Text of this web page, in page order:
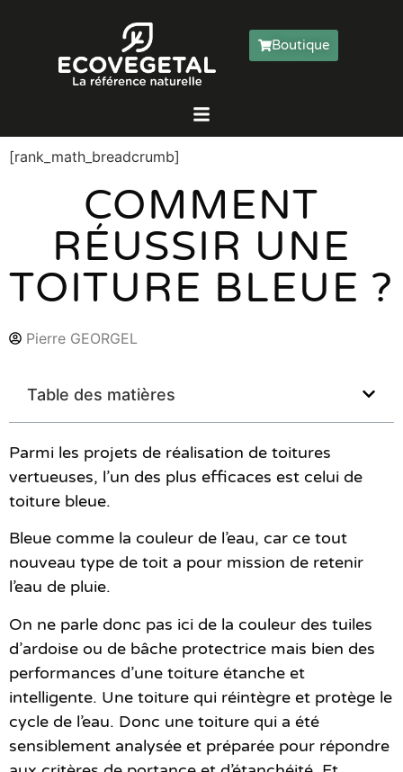
Boutique
[rank_math_breadcrumb]
COMMENT
RÉUSSIR UNE
TOITURE BLEUE ?
Pierre GEORGEL
Table des matières
Parmi les projets de réalisation de toitures
vertueuses, l’un des plus efficaces est celui de
toiture bleue.
Bleue comme la couleur de l’eau, car ce tout
nouveau type de toit a pour mission de retenir
l’eau de pluie.
On ne parle donc pas ici de la couleur des tuiles
d’ardoise ou de bâche protectrice mais bien des
performances d’une toiture étanche et
intelligente. Une toiture qui réintègre et protège le
cycle de l’eau. Donc une toiture qui a été
sensiblement analysée et préparée pour répondre